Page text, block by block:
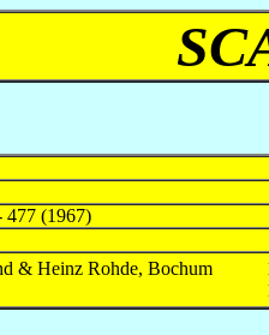
477 (1967)
& Heinz Rohde, Bochum